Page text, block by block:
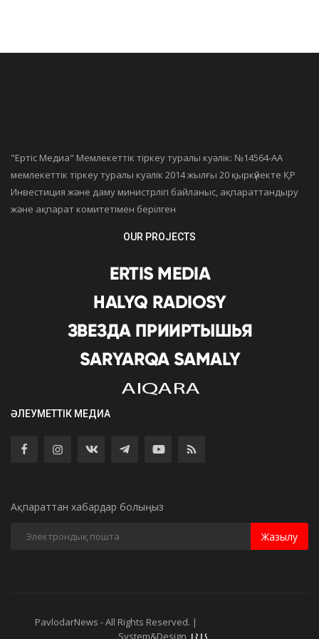
"Ертiс Медиа" Мемлекеттік тіркеу туралы куәлік: №14564-АА
мемлекеттік тіркеу туралы куәлік 2014 жылғы 20 қыркүйекте ҚР
Инвестиция және даму министрлігі байланыс, ақпараттандыру
және ақпарат комитетімен берілген
OUR PROJECTS
ӘЛЕУМЕТТІК МЕДИА
Ақпараттан хабардар болыңыз
Жазылу
PavlodarNews - All Rights Reserved. |